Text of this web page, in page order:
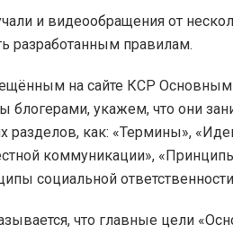
и видеообращения от
разработанным правилам.
на сайте КСР
блогерами, укажем, что они
разделов, как: «Термины»,
коммуникации»,
социальной
что главные цели